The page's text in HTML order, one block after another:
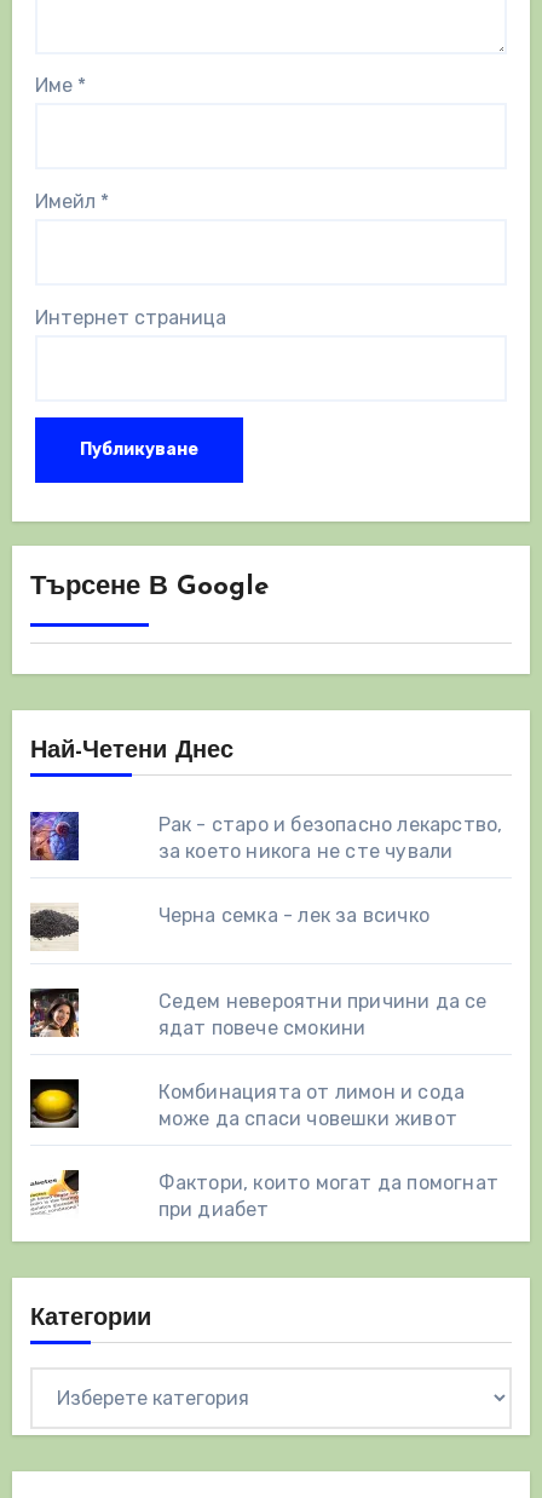
Име *
Имейл *
Интернет страница
Търсене В Google
Най-Четени Днес
Рак - старо и безопасно лекарство,
за което никога не сте чували
Черна семка - лек за всичко
Седем невероятни причини да се
ядат повече смокини
Комбинацията от лимон и сода
може да спаси човешки живот
Фактори, които могат да помогнат
при диабет
Категории